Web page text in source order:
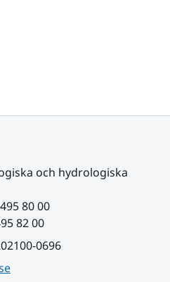
och hydrologiska
80 00
82 00
0696